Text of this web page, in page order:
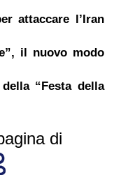
attaccare l’Iran
il nuovo modo
“Festa della
di